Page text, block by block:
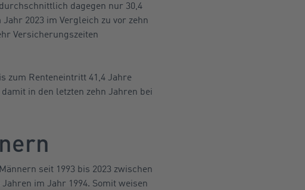
dagegen nur 30,4
2023 im Vergleich zu vor zehn
Versicherungszeiten
zum Renteneintritt 41,4 Jahre
in den letzten zehn Jahren bei
seit 1993 bis 2023 zwischen
im Jahr 1994. Somit weisen